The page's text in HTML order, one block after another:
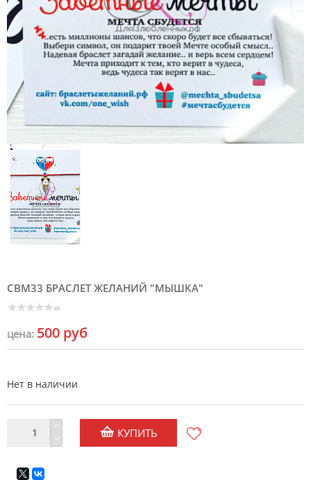
CBM33 БРАСЛЕТ ЖЕЛАНИЙ "МЫШКА"
(0)
цена: 500 руб
Нет в наличии
КУПИТЬ